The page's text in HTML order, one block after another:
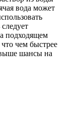
вода может
подходящем
чем быстрее
выше шансы на